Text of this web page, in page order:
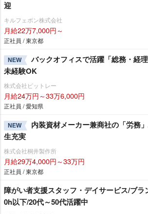
迎
キルフェボン株式会社
月給22万7,000円～
正社員 / 東京都
NEW
バックオフィスで活躍「総務・経
未経験OK
株式会社ピットレー
月給24万円～33万6,000円
正社員 / 愛知県
NEW
内装資材メーカー兼商社の「労務
生充実
株式会社桐井製作所
月給29万4,000円～33万円
正社員 / 東京都
障がい者支援スタッフ・デイサービス/ブラ
0h以下/20代～50代活躍中